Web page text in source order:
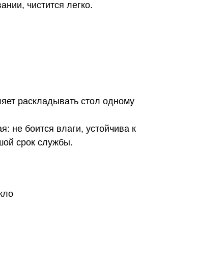
чистится легко.
раскладывать стол одному
не боится влаги, устойчива к
срок службы.